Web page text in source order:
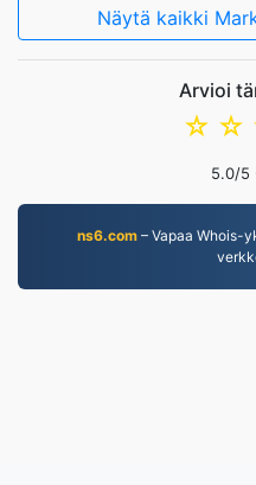
Näytä kaikki
Arvioi
☆
☆
5.0/5
ns6.com – Vapaa Whois-